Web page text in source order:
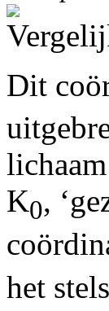
Dit
K0,
het